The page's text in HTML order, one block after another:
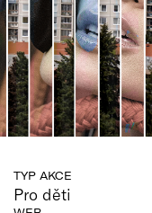
TYP AKCE
Pro děti